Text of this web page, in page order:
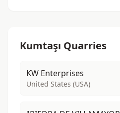
Kumtaşı Quarries
KW Enterprises
United States (USA)